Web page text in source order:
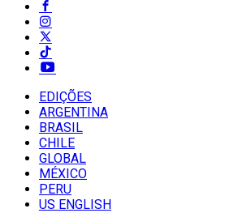
EDIÇÕES
ARGENTINA
BRASIL
CHILE
GLOBAL
MÉXICO
PERU
US ENGLISH